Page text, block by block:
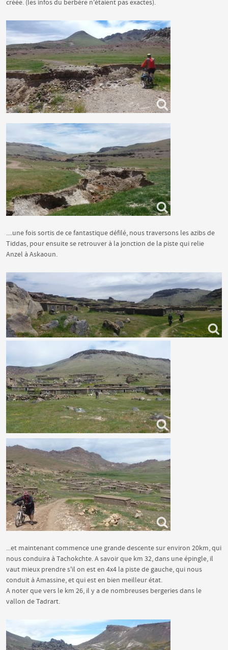
créée. (les infos du berbère n'étaient pas exactes).
....une fois sortis de ce fantastique défilé, nous traversons les azibs de
Tiddas, pour ensuite se retrouver à la jonction de la piste qui relie
Anzel à Askaoun.
...et maintenant commence une grande descente sur environ 20km, qui
nous conduira à Tachokchte. A savoir que km 32, dans une épingle, il
vaut mieux prendre s'il on est en 4x4 la piste de gauche, qui nous
conduit à Amassine, et qui est en bien meilleur état.
A noter que vers le km 26, il y a de nombreuses bergeries dans le
vallon de Tadrart.